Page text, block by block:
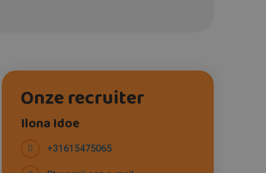
Onze recruiter
Ilona Idoe
+31615475065